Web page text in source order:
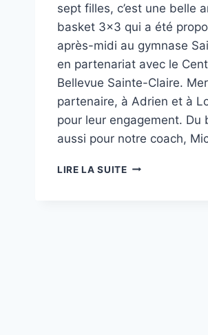
sept filles, c’est une belle
basket 3×3 qui a été
après-midi au gymnase
en partenariat avec le
Bellevue Sainte-Claire.
partenaire, à Adrien et à
pour leur engagement. Du
aussi pour notre coach,
LIRE LA SUITE21